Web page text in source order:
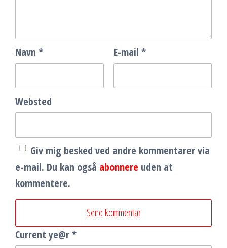
Navn * E-mail *
Websted
Giv mig besked ved andre kommentarer via
e-mail. Du kan også abonnere uden at
kommentere.
Current ye@r*